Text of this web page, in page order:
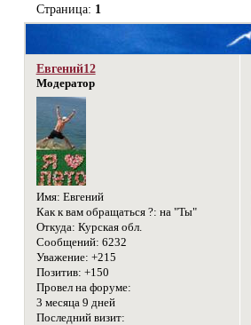
Страница: 1
Евгений12
Модератор
Имя: Евгений
Как к вам обращаться ?: на "Ты"
Откуда: Курская обл.
Сообщений: 6232
Уважение: +215
Позитив: +150
Провел на форуме:
3 месяца 9 дней
Последний визит: